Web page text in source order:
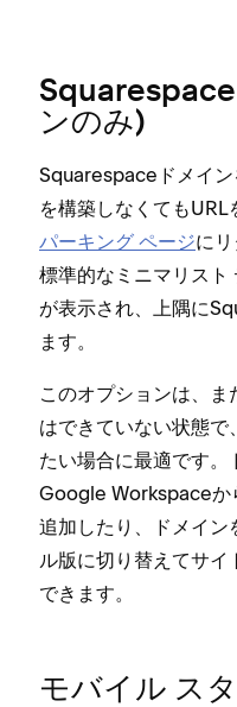
ンのみ⁠)
Squarespaceドメイン
を構築しなくても
パ⁠ーキング ペ⁠ージに
標準的なミニマリスト
が表示され⁠、上隅に
ます⁠。
このオプシ⁠ョンは⁠、
はできていない状態
たい場合に最適です⁠。
Google Workspaceか
追加したり⁠、ドメイン
ル版に切り替えてサ
できます⁠。
モバイル ス